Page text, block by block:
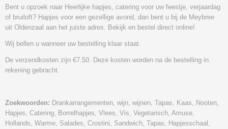
Bent u opzoek naar Heerlijke hapjes, catering voor uw feestje, verjaardag
of bruiloft? Hapjes voor een gezellige avond, dan bent u bij de Meybree
uit Oldenzaal aan het juiste adres. Bekijk en bestel direct online!
Wij bellen u wanneer uw bestelling klaar staat.
De verzendkosten zijn €7.50. Deze kosten worden na de bestelling in
rekening gebracht.
Zoekwoorden: Drankarrangementen, wijn, wijnen, Tapas, Kaas, Nooten,
Hapjes, Catering, Borrelhapjes, Vlees, Vis, Vegetarisch, Amuse,
Hollands, Warme, Salades, Crostini, Sandwich, Tapas, Hapjesschaal,